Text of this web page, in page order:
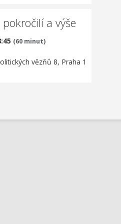
a výše
(60 minut)
vězňů 8, Praha 1